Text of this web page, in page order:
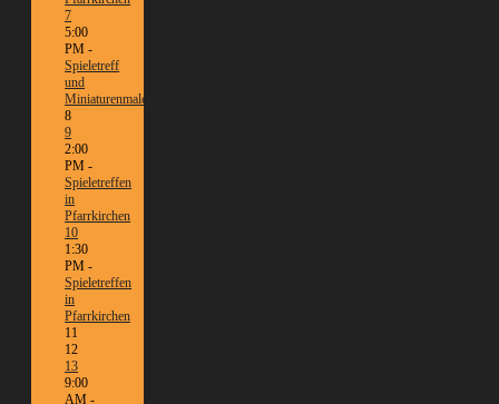
7
5:00
PM -
Spieletreff
und
Miniaturenmalen/Tabletop
8
9
2:00
PM -
Spieletreffen
in
Pfarrkirchen
10
1:30
PM -
Spieletreffen
in
Pfarrkirchen
11
12
13
9:00
AM -